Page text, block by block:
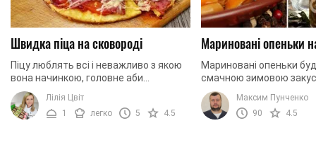
Швидка піца на сковороді
Піцу люблять всі і неважливо з якою
вона начинкою, головне аби
побільше. В такому випадку, що може
бути краще, ніж приготувати її
самостійно з ...
Лілія Цвіт
1
легко 5 4.5
Мариновані опеньки
Мариновані опеньки
смачною зимовою
приготуємо їх разом!
Максим Пунченко
90
4.5